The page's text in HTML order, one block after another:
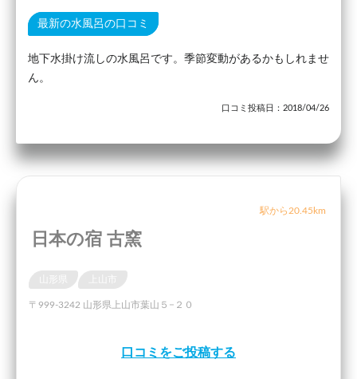
最新の水風呂の口コミ
地下水掛け流しの水風呂です。季節変動があるかもしれませ
ん。
口コミ投稿日：2018/04/26
駅から20.45km
日本の宿 古窯
〒999-3242 山形県上山市葉山５−２０
口コミをご投稿する